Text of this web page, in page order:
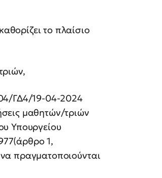
το πλαίσιο
ΓΔ4/19-04-2024
μαθητών/τριών
Υπουργείου
1,
πραγματοποιούνται